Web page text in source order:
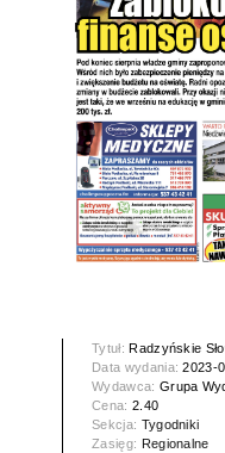
Tytuł: Radzyńskie
Data wydania:2023-
Wydawca: Grupa
Cena: 2.40
Sekcja: Tygodniki
Zasięg: Regionalne